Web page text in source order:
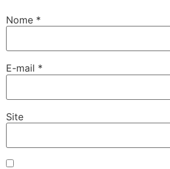
Nome *
E-mail *
Site